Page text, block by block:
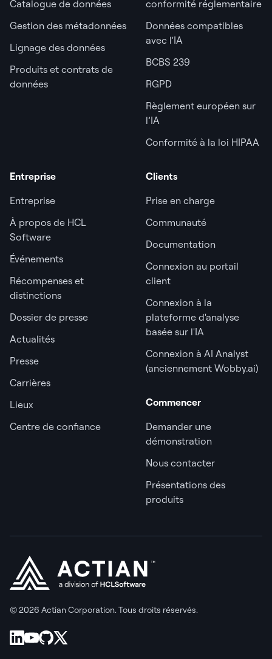
Catalogue de données
Gestion des métadonnées
Lignage des données
Produits et contrats de
données
conformité réglementaire
Données compatibles
avec l'IA
BCBS 239
RGPD
Règlement européen sur
l’IA
Conformité à la loi HIPAA
Entreprise
Entreprise
À propos de HCL
Software
Événements
Récompenses et
distinctions
Dossier de presse
Actualités
Presse
Carrières
Lieux
Centre de confiance
Clients
Prise en charge
Communauté
Documentation
Connexion au portail
client
Connexion à la
plateforme d'analyse
basée sur l'IA
Connexion à AI Analyst
(anciennement Wobby.ai)
Commencer
Demander une
démonstration
Nous contacter
Présentations des
produits
© 2026 Actian Corporation. Tous droits réservés.